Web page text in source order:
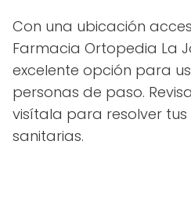
Con una ubicación
Farmacia Ortopedia La
excelente opción para
personas de paso.
visítala para resolver
sanitarias.